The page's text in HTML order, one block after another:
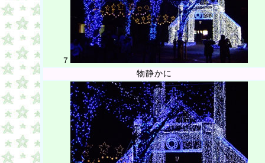
７
物静かに